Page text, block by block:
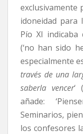
exclusivamente
idoneidad para
Pío XI
(‘no han sido
especialmente
través de una
saberla vencer‘
añade:
Seminarios,
los confesores